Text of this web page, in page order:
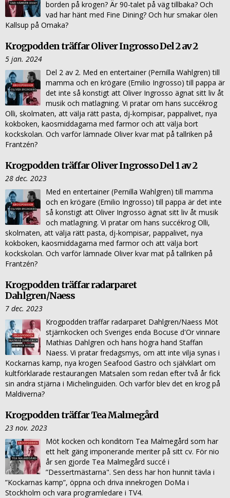
borden på krogen? Är 90-talet på väg tillbaka? Och
vad har hänt med Fine Dining? Och hur smakar ölen
Kallsup på Omaka?
Krogpodden träffar Oliver Ingrosso Del 2 av 2
5 jan. 2024
Del 2 av 2. Med en entertainer (Pernilla Wahlgren) till
mamma och en krögare (Emilio Ingrosso) till pappa är
det inte så konstigt att Oliver Ingrosso ägnat sitt liv åt
musik och matlagning. Vi pratar om hans succékrog
Olli, skolmaten, att välja rätt pasta, dj-kompisar, pappalivet, nya
kokboken, kaosmiddagarna med farmor och att välja bort
kockskolan. Och varför lämnade Oliver kvar mat på tallriken på
Frantzén?
Krogpodden träffar Oliver Ingrosso Del 1 av 2
28 dec. 2023
Med en entertainer (Pernilla Wahlgren) till mamma
och en krögare (Emilio Ingrosso) till pappa är det inte
så konstigt att Oliver Ingrosso ägnat sitt liv åt musik
och matlagning. Vi pratar om hans succékrog Olli,
skolmaten, att välja rätt pasta, dj-kompisar, pappalivet, nya
kokboken, kaosmiddagarna med farmor och att välja bort
kockskolan. Och varför lämnade Oliver kvar mat på tallriken på
Frantzén?
Krogpodden träffar radarparet
Dahlgren/Naess
7 dec. 2023
Krogpodden träffar radarparet Dahlgren/Naess Möt
stjärnkocken och Sveriges enda Bocuse d'Or vinnare
Mathias Dahlgren och hans högra hand Staffan
Naess. Vi pratar fredagsmys, om att inte vilja synas i
Kockarnas kamp, nya krogen Seafood Gastro och självklart om
kultförklarade restaurangen Matsalen som redan efter två år fick
sin andra stjärna i Michelinguiden. Och varför blev det en krog på
Maldiverna?
Krogpodden träffar Tea Malmegård
23 nov. 2023
Möt kocken och konditorn Tea Malmegård som har
ett helt gäng imponerande meriter på sitt cv. För nio
år sen gjorde Tea Malmegård succé i
”Dessertmästarna". Sen dess har hon hunnit tävla i
”Kockarnas kamp”, öppna och driva innekrogen DoMa i
Stockholm och vara programledare i TV4.